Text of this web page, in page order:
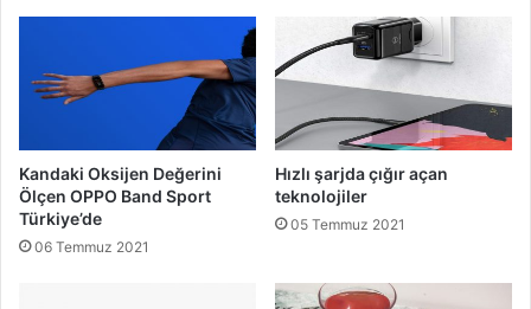
Kandaki Oksijen Değerini
Ölçen OPPO Band Sport
Türkiye’de
06 Temmuz 2021
Hızlı şarjda çığır açan
teknolojiler
05 Temmuz 2021